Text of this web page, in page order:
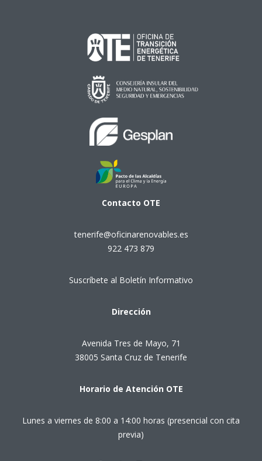
Contacto OTE
tenerife@oficinarenovables.es
922 473 879
Suscríbete al Boletín Informativo
Dirección
Avenida Tres de Mayo, 71
38005 Santa Cruz de Tenerife
Horario de Atención OTE
Lunes a viernes de 8:00 a 14:00 horas (presencial con cita
previa)